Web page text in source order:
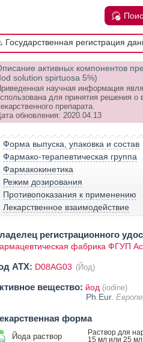
Государственная регистрация
активных компонентов
solution spirtuosa 5%)
научная информация
для принятия решения о
препарата.
обновления: 2020.04.13
Форма выпуска, упаковка и состав
Фармако-терапевтическая группа
Фармакокинетика
Режим дозирования
Противопоказания к применению
Лекарственное взаимодействие
регистрационного
фабрика ФГУП
ATX: D08AG03 (Йод)
вещество: йод (iodine)
Ph.Eur.
форма
Йода раствор
Раствор для
15 мл или 25 мл